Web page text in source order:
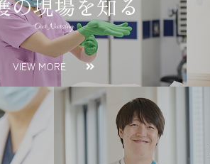
Our Nursing
VIEW MORE